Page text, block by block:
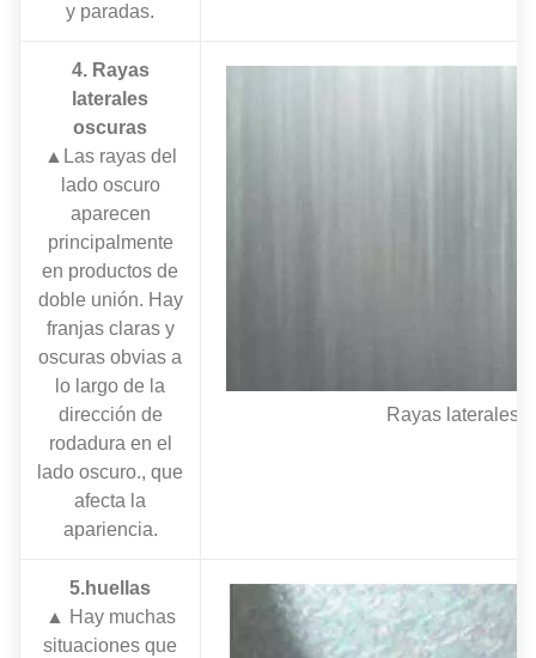
y paradas.
4. Rayas
laterales
oscuras
▲Las rayas del
lado oscuro
aparecen
principalmente
en productos de
doble unión. Hay
franjas claras y
oscuras obvias a
lo largo de la
dirección de
rodadura en el
lado oscuro., que
afecta la
apariencia.
Rayas laterales
5.huellas
▲ Hay muchas
situaciones que